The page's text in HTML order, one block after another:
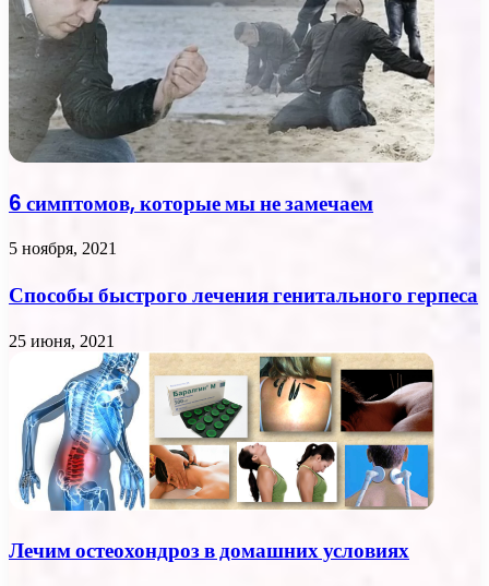
6 симптомов, которые мы не замечаем
5 ноября, 2021
Способы быстрого лечения генитального герпеса
25 июня, 2021
Лечим остеохондроз в домашних условиях